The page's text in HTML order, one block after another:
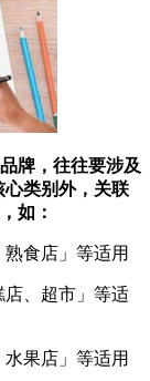
牌，往往要涉及
心类别外，关联
如：
食店」等适用
店、超市」等适
果店」等适用